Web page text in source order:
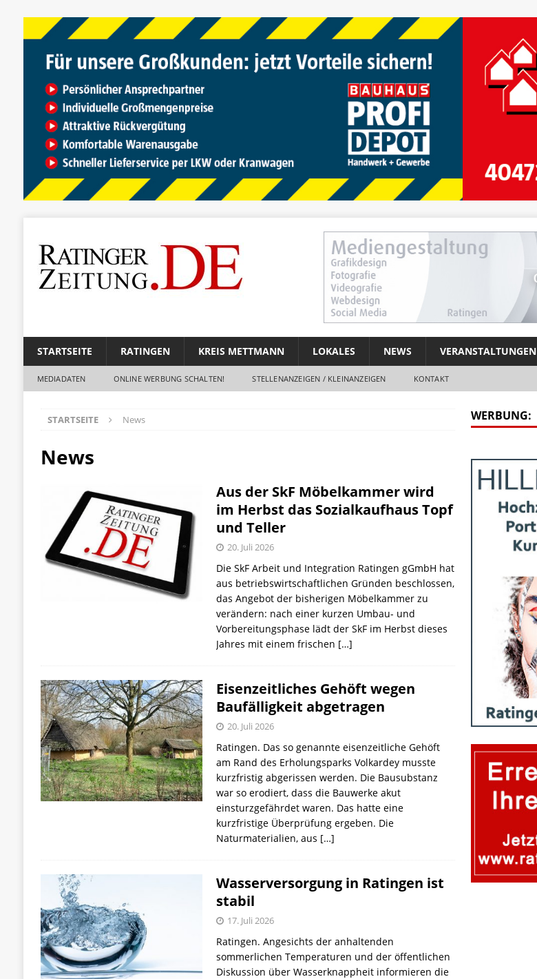
STARTSEITE RATINGEN KREIS METTMANN LOKALES NEWS VERANSTALTUNGEN
MEDIADATEN ONLINE WERBUNG SCHALTEN! STELLENANZEIGEN / KLEINANZEIGEN KONTAKT
STARTSEITE News
News
Aus der SkF Möbelkammer wird
im Herbst das Sozialkaufhaus Topf
und Teller
20. Juli 2026
Die SkF Arbeit und Integration Ratingen gGmbH hat
aus betriebswirtschaftlichen Gründen beschlossen,
das Angebot der bisherigen Möbelkammer zu
verändern: nach einer kurzen Umbau- und
Vorbereitungsphase lädt der SkF im Herbst dieses
Jahres mit einem frischen […]
Eisenzeitliches Gehöft wegen
Baufälligkeit abgetragen
20. Juli 2026
Ratingen. Das so genannte eisenzeitliche Gehöft
am Rand des Erholungsparks Volkardey musste
kurzfristig abgerissen werden. Die Bausubstanz
war so erodiert, dass die Bauwerke akut
einsturzgefährdet waren. Das hatte eine
kurzfristige Überprüfung ergeben. Die
Naturmaterialien, aus […]
Wasserversorgung in Ratingen ist
stabil
17. Juli 2026
Ratingen. Angesichts der anhaltenden
sommerlichen Temperaturen und der öffentlichen
Diskussion über Wasserknappheit informieren die
WERBUNG: